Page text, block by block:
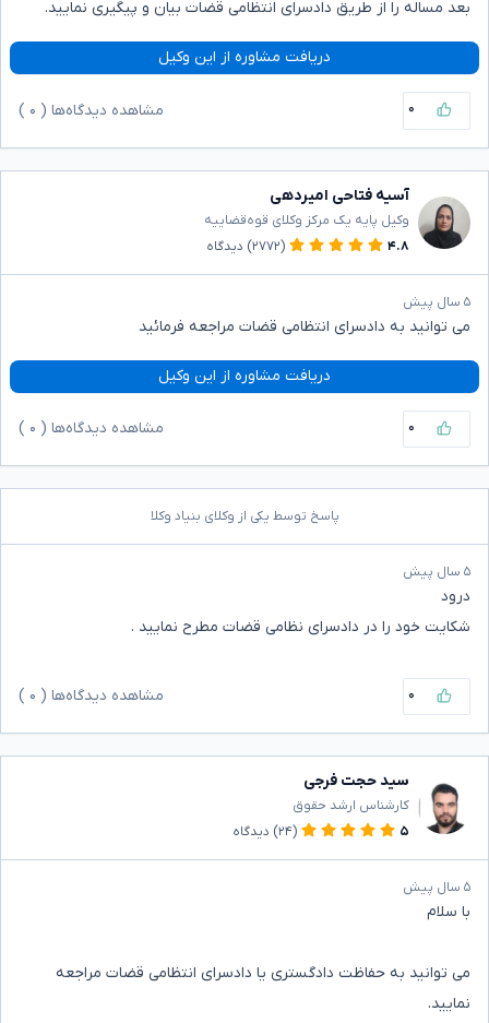
بعد مساله را از طریق دادسرای انتظامی قضات بیان و پیگیری نمایید.
دریافت مشاوره از این وکیل
۰ مشاهده دیدگاه‌ها ( ۰
آسیه فتاحی امیردهی
وکیل پایه یک مرکز وکلای قوه‌قضاییه
۴.۸
(۲۷۷۲) دیدگاه
۵ سال پیش
می توانید به دادسرای انتظامی قضات مراجعه فرمائید
دریافت مشاوره از این وکیل
۰ مشاهده دیدگاه‌ها ( ۰
پاسخ توسط یکی از وکلای بنیاد وکلا
۵ سال پیش
درود
شکایت خود را در دادسرای نظامی قضات مطرح نمایید .
۰ مشاهده دیدگاه‌ها ( ۰
سید حجت فرجی
کارشناس ارشد حقوق
۵
(۲۴) دیدگاه
۵ سال پیش
با سلام
می توانید به حفاظت دادگستری یا دادسرای انتظامی قضات مراجعه
نمایید.